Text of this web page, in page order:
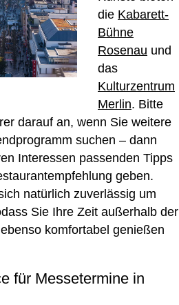
die Kabarett-
Bühne
Rosenau und
das
Kulturzentrum
Merlin. Bitte
darauf an, wenn Sie weitere
suchen – dann
Interessen passenden Tipps
geben.
natürlich zuverlässig um
Sie Ihre Zeit außerhalb der
komfortabel genießen
für Messetermine in